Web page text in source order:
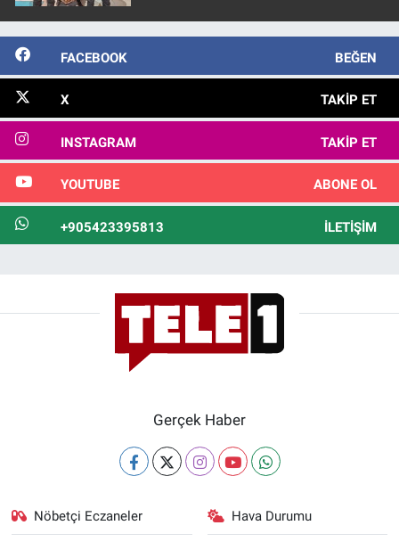
FACEBOOK BEĞEN
X TAKIP ET
INSTAGRAM TAKIP ET
YOUTUBE ABONE OL
+905423395813 İLETIŞIM
Gerçek Haber
Nöbetçi Eczaneler Hava Durumu